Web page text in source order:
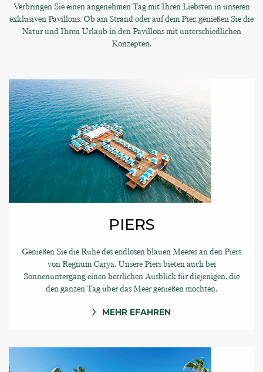
Verbringen Sie einen angenehmen Tag mit Ihren Liebsten in unseren
exklusiven Pavillons. Ob am Strand oder auf dem Pier, genießen Sie die
Natur und Ihren Urlaub in den Pavillons mit unterschiedlichen
Konzepten.
PIERS
Genießen Sie die Ruhe des endlosen blauen Meeres an den Piers
von Regnum Carya. Unsere Piers bieten auch bei
Sonnenuntergang einen herrlichen Ausblick für diejenigen, die
den ganzen Tag über das Meer genießen möchten.
MEHR EFAHREN